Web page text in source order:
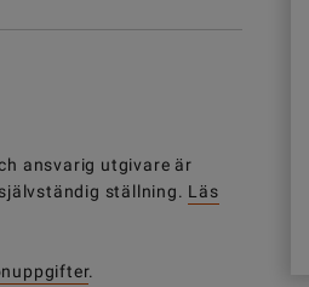
ansvarig utgivare är
ställning. Läs
.